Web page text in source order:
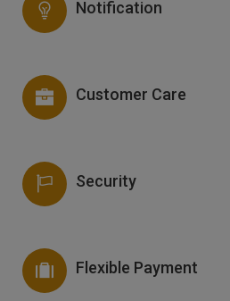
Notification
Customer Care
Security
Flexible Payment